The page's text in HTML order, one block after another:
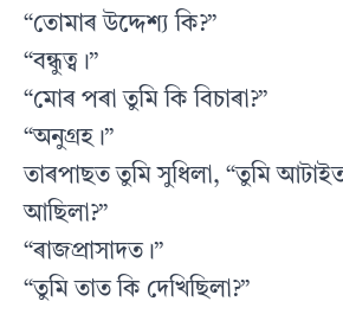
“তোমাৰ উদ্দেশ্য কি?”
“বন্ধুত্ব।”
“মোৰ পৰা তুমি কি বিচাৰা?”
“অনুগ্ৰহ।”
তাৰপাছত তুমি সুধিলা, “তুমি
আছিলা?”
“ৰাজপ্ৰাসাদত।”
“তুমি তাত কি দেখিছিলা?”